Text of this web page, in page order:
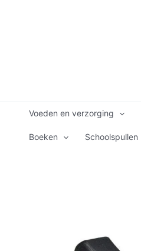
Voeden en verzorging
Boeken Schoolspullen